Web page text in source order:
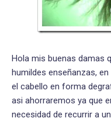
Hola mis buenas damas
humildes enseñanzas,
el cabello en forma
asi ahorraremos ya que
necesidad de recurrir a